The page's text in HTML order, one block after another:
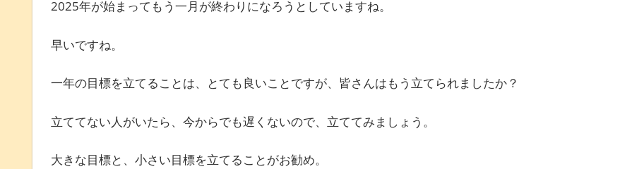
2025年が始まってもう一月が終わりになろうとしていますね。
早いですね。
一年の目標を立てることは、とても良いことですが、皆さんはもう立てられましたか？
立ててない人がいたら、今からでも遅くないので、立ててみましょう。
大きな目標と、小さい目標を立てることがお勧め。